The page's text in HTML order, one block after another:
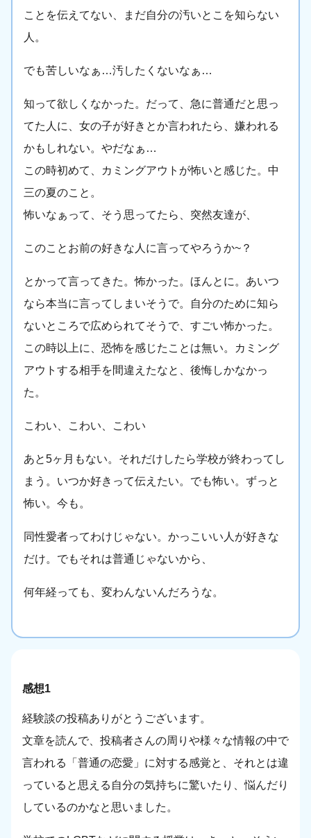
ことを伝えてない、まだ自分の汚いとこを知らない
人。
でも苦しいなぁ…汚したくないなぁ…
知って欲しくなかった。だって、急に普通だと思っ
てた人に、女の子が好きとか言われたら、嫌われる
かもしれない。やだなぁ…
この時初めて、カミングアウトが怖いと感じた。中
三の夏のこと。
怖いなぁって、そう思ってたら、突然友達が、
このことお前の好きな人に言ってやろうか~？
とかって言ってきた。怖かった。ほんとに。あいつ
なら本当に言ってしまいそうで。自分のために知ら
ないところで広められてそうで、すごい怖かった。
この時以上に、恐怖を感じたことは無い。カミング
アウトする相手を間違えたなと、後悔しかなかっ
た。
こわい、こわい、こわい
あと5ヶ月もない。それだけしたら学校が終わってし
まう。いつか好きって伝えたい。でも怖い。ずっと
怖い。今も。
同性愛者ってわけじゃない。かっこいい人が好きな
だけ。でもそれは普通じゃないから、
何年経っても、変わんないんだろうな。
感想1
経験談の投稿ありがとうございます。
文章を読んで、投稿者さんの周りや様々な情報の中で
言われる「普通の恋愛」に対する感覚と、それとは違
っていると思える自分の気持ちに驚いたり、悩んだり
しているのかなと思いました。